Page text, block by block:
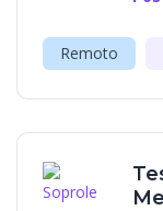
Remoto